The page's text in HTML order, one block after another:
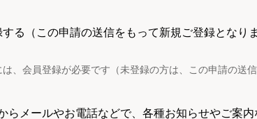
る（この申請の送信をもって新規ご登録となりま
、会員登録が必要です（未登録の方は、この申請の送
らメールやお電話などで、各種お知らせやご案